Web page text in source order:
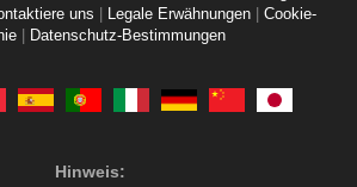
uns Legale Erwähnungen
Cookie-
Datenschutz-Bestimmungen
Hinweis: